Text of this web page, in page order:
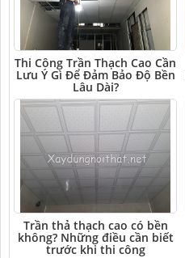
Thi Công Trần Thạch Cao Cần
Lưu Ý Gì Để Đảm Bảo Độ Bền
Lâu Dài?
Trần thả thạch cao có bền
không? Những điều cần biết
trước khi thi công